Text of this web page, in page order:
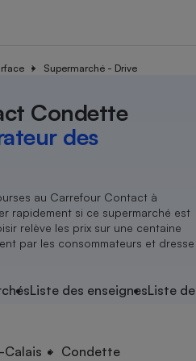
Supermarché - Drive
Condette
des
au Carrefour Contact à
rapidement si ce supermarché est
relève les prix sur une centaine
par les consommateurs et dresse
Liste des enseignesListe
Calais Condette
Agriculture
Produit alimentaire
Achat - Vente - Location
Carburant
Magasin - Grande surface
Marketing - Fidélisation
Organismes de défense
Système judiciaire
Air
Eau
Achat - Vente - Travaux
Location
Sport
Vacances - Tourisme
électrique
Démarche administrative
Senior
Service marchand
Train
Transport aérien
locale
Ensemble